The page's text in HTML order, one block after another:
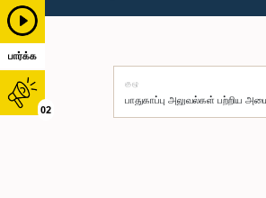
பார்க்க
02
குழு